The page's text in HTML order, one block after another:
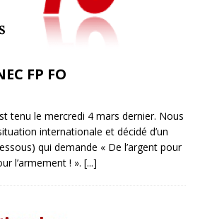
FP FO
tenu le mercredi 4 mars dernier. Nous
internationale et décidé d’un
qui demande « De l’argent pour
l’armement ! ». [...]